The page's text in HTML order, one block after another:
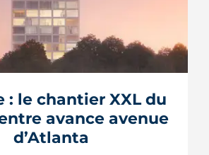
et dernière phase de
Andromède doit livrer
logements à partir de
des joncs, contraint
plan d'aménagement et
calendrier déjà tendu.
LIRE L'ARTICLE
: le chantier XXL du
avance avenue
d’Atlanta